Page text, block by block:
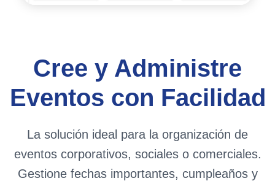
Cree y Administre
Eventos con Facilidad
La solución ideal para la organización de
eventos corporativos, sociales o comerciales.
Gestione fechas importantes, cumpleaños y